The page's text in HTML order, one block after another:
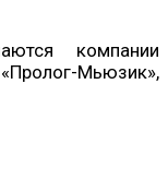
компании
Мьюзик»,